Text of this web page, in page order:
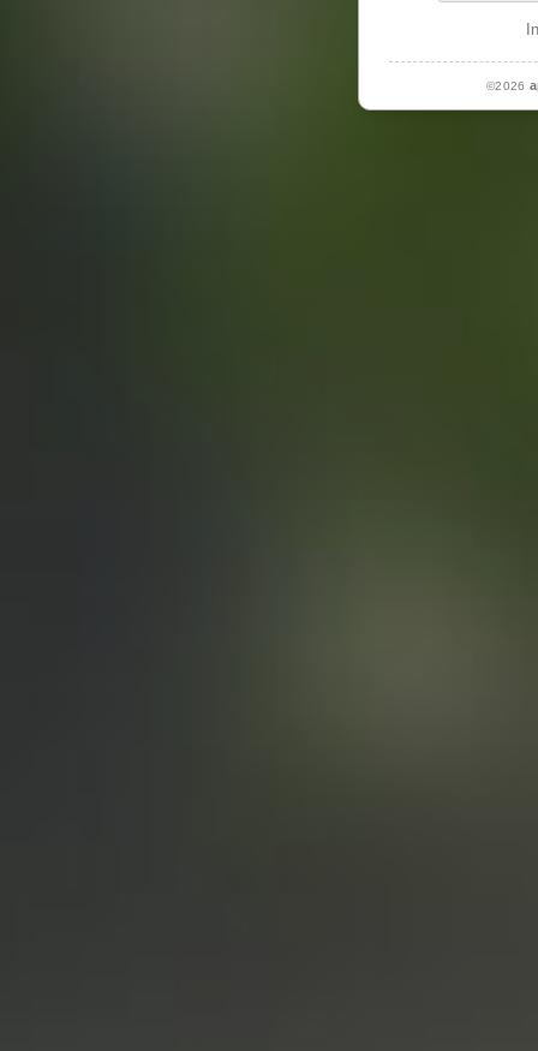
©2026